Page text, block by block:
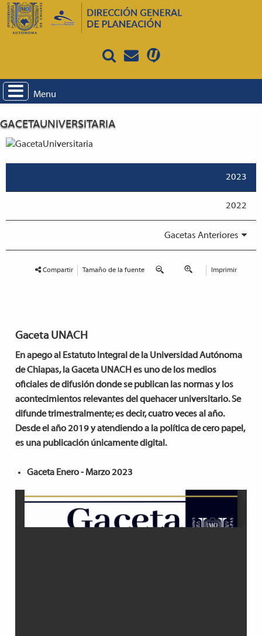
Menu
GACETAUNIVERSITARIA
2023
2022
Gacetas Anteriores
Compartir Tamaño de la fuente Imprimir
Gaceta UNACH
En apego al Estatuto Integral de la Universidad Autónoma
de Chiapas, la Gaceta UNACH es uno de los medios
oficiales de difusión donde se publican las normas y los
acontecimientos relevantes del quehacer universitario. Se
difunde trimestralmente; es decir, cuatro veces al año.
Desde el año 2019 y atendiendo a la política de cero papel,
es una publicación únicamente digital.
Gaceta Enero - Marzo 2023